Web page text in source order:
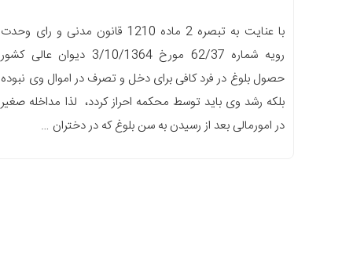
با عنایت به تبصره 2 ماده 1210 قانون مدنی و رای وحدت
رویه شماره 62/37 مورخ 3/10/1364 دیوان عالی کشور
حصول بلوغ در فرد کافی برای دخل و تصرف در اموال وی نبوده
بلکه رشد وی باید توسط محکمه احراز کردد، لذا مداخله صغیر
در امورمالی بعد از رسیدن به سن بلوغ که در دختران …